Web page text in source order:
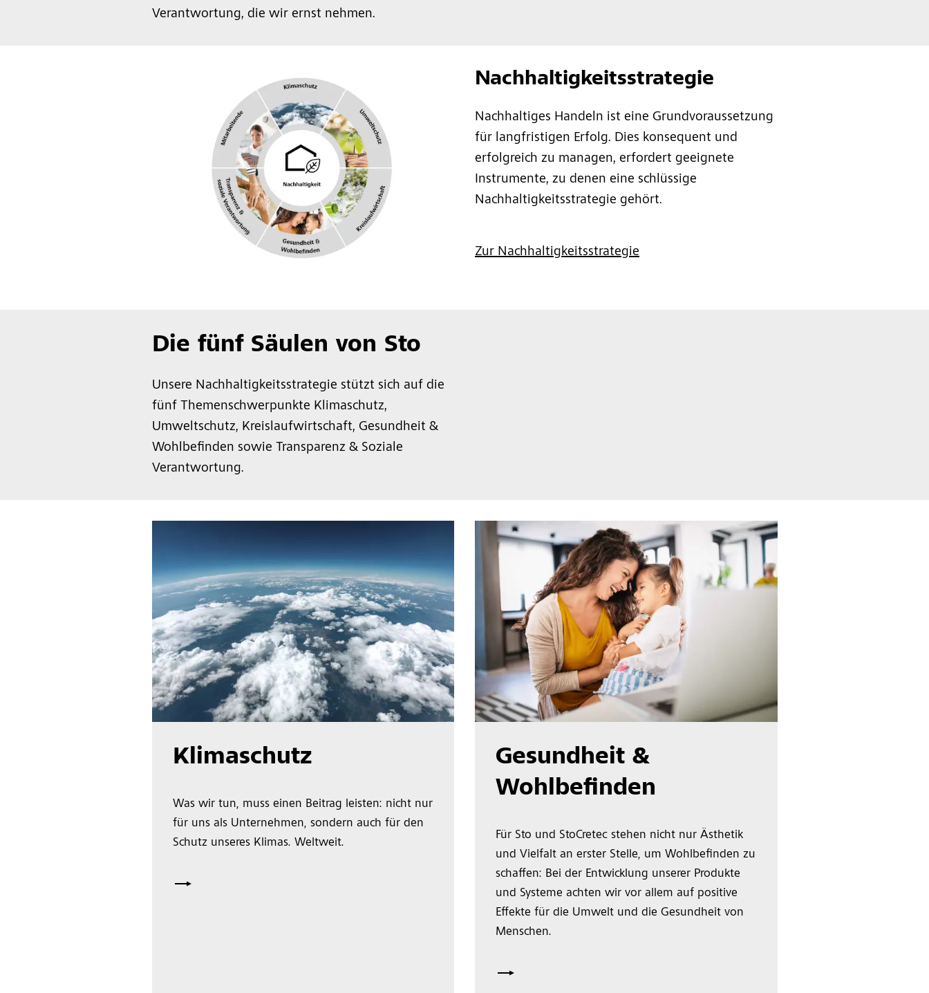
Verantwortung, die wir ernst nehmen.
Nachhaltigkeitsstrategie
Nachhaltiges Handeln ist eine Grundvoraussetzung
für langfristigen Erfolg. Dies konsequent und
erfolgreich zu managen, erfordert geeignete
Instrumente, zu denen eine schlüssige
Nachhaltigkeitsstrategie gehört.
Zur Nachhaltigkeitsstrategie
Die fünf Säulen von Sto
Unsere Nachhaltigkeitsstrategie stützt sich auf die
fünf Themenschwerpunkte Klimaschutz,
Umweltschutz, Kreislaufwirtschaft, Gesundheit &
Wohlbefinden sowie Transparenz & Soziale
Verantwortung.
Klimaschutz
Was wir tun, muss einen Beitrag leisten: nicht nur
für uns als Unternehmen, sondern auch für den
Schutz unseres Klimas. Weltweit.
Gesundheit &
Wohlbefinden
Für Sto und StoCretec stehen nicht nur Ästhetik
und Vielfalt an erster Stelle, um Wohlbefinden zu
schaffen: Bei der Entwicklung unserer Produkte
und Systeme achten wir vor allem auf positive
Effekte für die Umwelt und die Gesundheit von
Menschen.